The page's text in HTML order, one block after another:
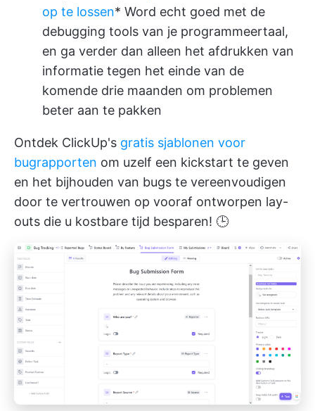
op te lossen* Word echt goed met de
debugging tools van je programmeertaal,
en ga verder dan alleen het afdrukken van
informatie tegen het einde van de
komende drie maanden om problemen
beter aan te pakken
Ontdek ClickUp's gratis sjablonen voor
bugrapporten om uzelf een kickstart te geven
en het bijhouden van bugs te vereenvoudigen
door te vertrouwen op vooraf ontworpen lay-
outs die u kostbare tijd besparen! 🕒